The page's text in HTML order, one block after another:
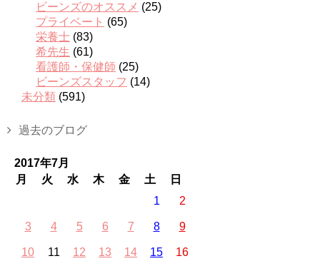
ビーンズのオススメ (25)
プライベート (65)
栄養士 (83)
希先生 (61)
看護師・保健師 (25)
ビーンズスタッフ (14)
未分類 (591)
過去のブログ
2017年7月
月
火 水 木 金 土
日
1
2
3 4 5 6 7 8 9
10 11 12 13 14 15 16